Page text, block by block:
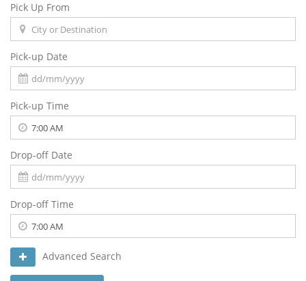
Pick Up From
Pick-up Date
Pick-up Time
Drop-off Date
Drop-off Time
Advanced Search